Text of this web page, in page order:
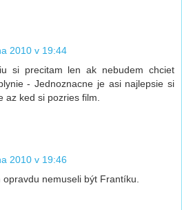
2010 v 19:44
si precitam len ak nebudem chciet
- Jednoznacne je asi najlepsie si
az ked si pozries film.
2010 v 19:46
nemuseli být Frantíku.